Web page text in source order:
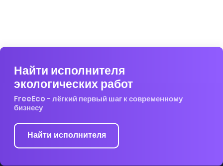
Найти исполнителя
экологических работ
FreeEco - лёгкий первый шаг к современному
бизнесу
Найти исполнителя